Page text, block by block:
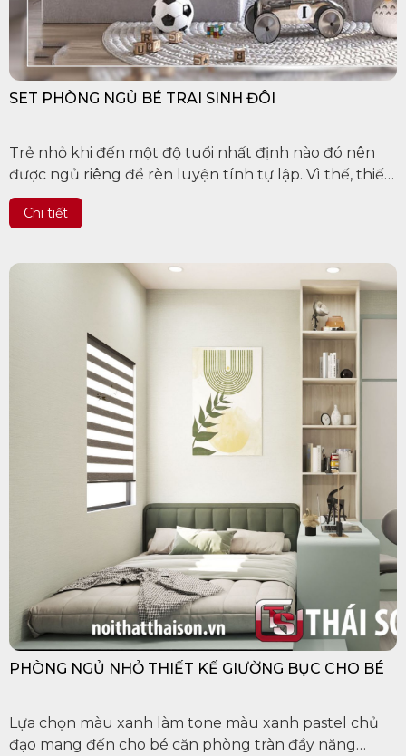
SET PHÒNG NGỦ BÉ TRAI SINH ĐÔI
Trẻ nhỏ khi đến một độ tuổi nhất định nào đó nên
được ngủ riêng để rèn luyện tính tự lập. Vì thế, thiết
kế phòng ngủ cho bé luôn là điều được các bố...
Chi tiết
PHÒNG NGỦ NHỎ THIẾT KẾ GIƯỜNG BỤC CHO BÉ
Lựa chọn màu xanh làm tone màu xanh pastel chủ
đạo mang đến cho bé căn phòng tràn đầy năng